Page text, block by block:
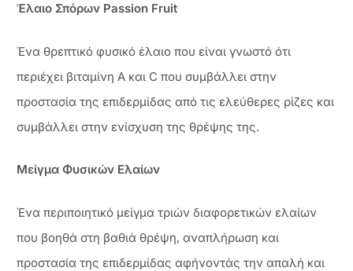
Έλαιο Σπόρων Passion Fruit
Ένα θρεπτικό φυσικό έλαιο που είναι γνωστό ότι
περιέχει βιταμίνη Α και C που συμβάλλει στην
προστασία της επιδερμίδας από τις ελεύθερες ρίζες και
συμβάλλει στην ενίσχυση της θρέψης της.
Μείγμα Φυσικών Ελαίων
Ένα περιποιητικό μείγμα τριών διαφορετικών ελαίων
που βοηθά στη βαθιά θρέψη, αναπλήρωση και
προστασία της επιδερμίδας αφήνοντάς την απαλή και